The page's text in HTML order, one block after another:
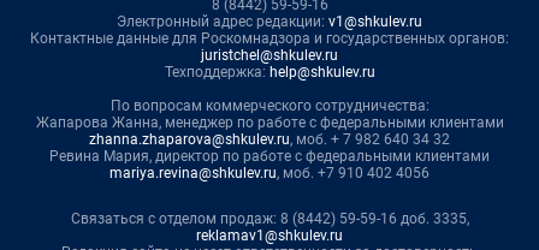
8 (8442) 59-59-16
Электронный адрес редакции: v1@shkulev.ru
Контактные данные для Роскомнадзора и государственных органов:
juristchel@shkulev.ru
Техподдержка: help@shkulev.ru
По вопросам коммерческого сотрудничества:
Жапарова Жанна, менеджер по работе с федеральными клиентами
zhanna.zhaparova@shkulev.ru, моб. + 7 982 640 34 32
Ревина Мария, директор по работе с федеральными клиентами
mariya.revina@shkulev.ru, моб. +7 910 402 4056
Связаться с отделом продаж: 8 (8442) 59-59-16 доб. 3335,
reklamav1@shkulev.ru